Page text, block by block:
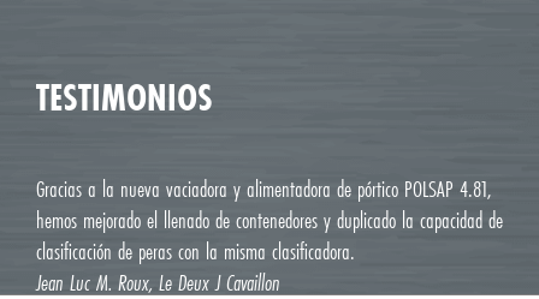
TESTIMONIOS
Gracias a la nueva vaciadora y alimentadora de pórtico POLSAP 4.81,
hemos mejorado el llenado de contenedores y duplicado la capacidad de
clasificación de peras con la misma clasificadora.
Jean Luc M. Roux, Le Deux J Cavaillon